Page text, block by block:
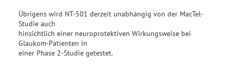
Übrigens wird NT-501 derzeit unabhängig von der MacTel-
Studie auch
hinsichtlich einer neuroprotektiven Wirkungsweise bei
Glaukom-Patienten in
einer Phase 2-Studie getestet.